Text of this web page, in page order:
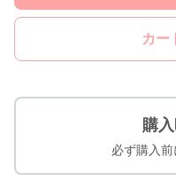
カー
購
必ず購入前